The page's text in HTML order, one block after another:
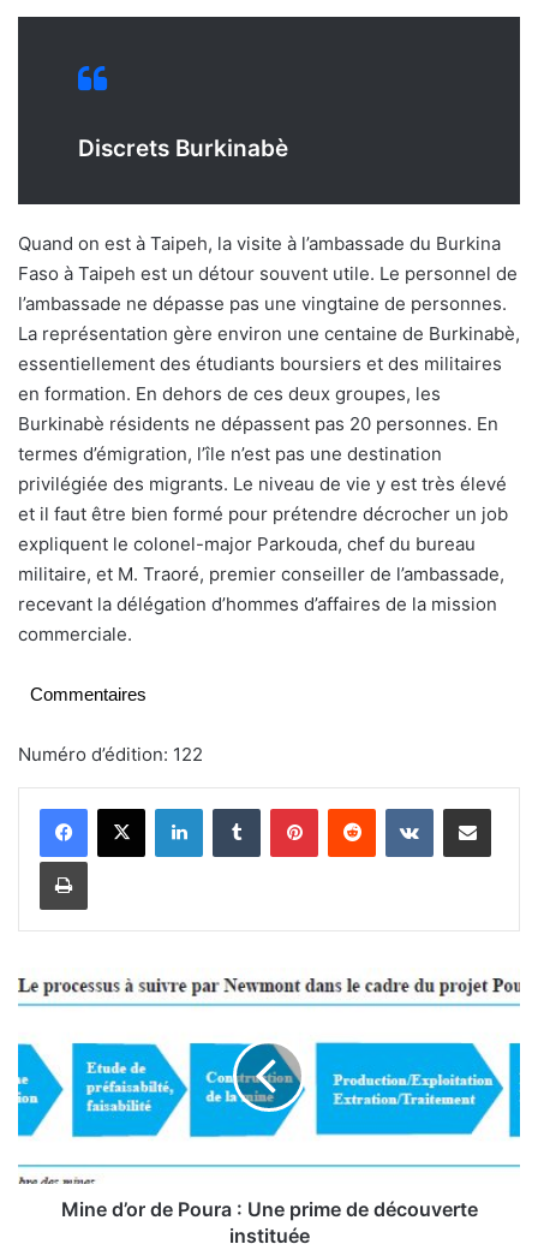
Discrets Burkinabè
Quand on est à Taipeh, la visite à l’ambassade du Burkina
Faso à Taipeh est un détour souvent utile. Le personnel de
l’ambassade ne dépasse pas une vingtaine de personnes.
La représentation gère environ une centaine de Burkinabè,
essentiellement des étudiants boursiers et des militaires
en formation. En dehors de ces deux groupes, les
Burkinabè résidents ne dépassent pas 20 personnes. En
termes d’émigration, l’île n’est pas une destination
privilégiée des migrants. Le niveau de vie y est très élevé
et il faut être bien formé pour prétendre décrocher un job
expliquent le colonel-major Parkouda, chef du bureau
militaire, et M. Traoré, premier conseiller de l’ambassade,
recevant la délégation d’hommes d’affaires de la mission
commerciale.
Commentaires
Numéro d’édition: 122
M
i
e
d
’
o
d
Mine d’or de Poura : Une prime de découverte
instituée